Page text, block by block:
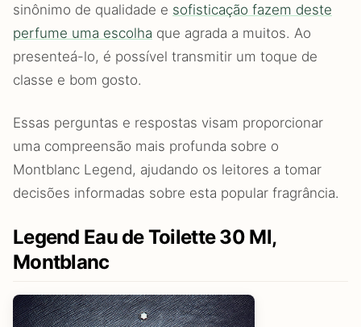
sinônimo de qualidade e sofisticação fazem deste
perfume uma escolha que agrada a muitos. Ao
presenteá-lo, é possível transmitir um toque de
classe e bom gosto.
Essas perguntas e respostas visam proporcionar
uma compreensão mais profunda sobre o
Montblanc Legend, ajudando os leitores a tomar
decisões informadas sobre esta popular fragrância.
Legend Eau de Toilette 30 Ml,
Montblanc